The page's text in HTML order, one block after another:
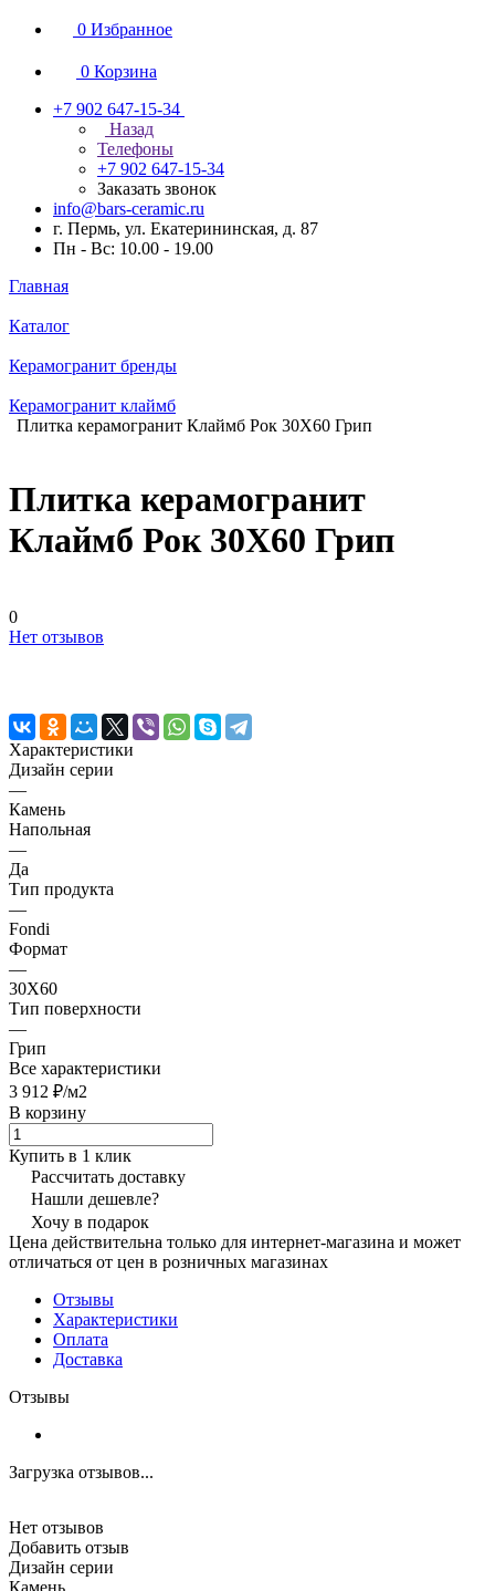
0 Избранное
0 Корзина
+7 902 647-15-34
Назад
Телефоны
+7 902 647-15-34
Заказать звонок
info@bars-ceramic.ru
г. Пермь, ул. Екатерининская, д. 87
Пн - Вс: 10.00 - 19.00
Главная
Каталог
Керамогранит бренды
Керамогранит клаймб
Плитка керамогранит Клаймб Рок 30X60 Грип
Плитка керамогранит
Клаймб Рок 30X60 Грип
0
Нет отзывов
Характеристики
Дизайн серии
—
Камень
Напольная
—
Да
Тип продукта
—
Fondi
Формат
—
30X60
Тип поверхности
—
Грип
Все характеристики
3 912 ₽/м2
В корзину
Купить в 1 клик
Рассчитать доставку
Нашли дешевле?
Хочу в подарок
Цена действительна только для интернет-магазина и может
отличаться от цен в розничных магазинах
Отзывы
Характеристики
Оплата
Доставка
Отзывы
Загрузка отзывов...
Нет отзывов
Добавить отзыв
Дизайн серии
Камень